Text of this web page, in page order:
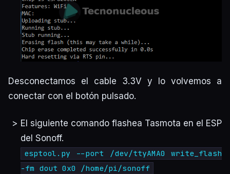
Desconectamos el cable 3.3V y lo volvemos a
conectar con el botón pulsado.
El siguiente comando flashea Tasmota en el ESP
del Sonoff.
esptool.py --port /dev/ttyAMA0 write_flash
-fm dout 0x0 /home/pi/sonoff